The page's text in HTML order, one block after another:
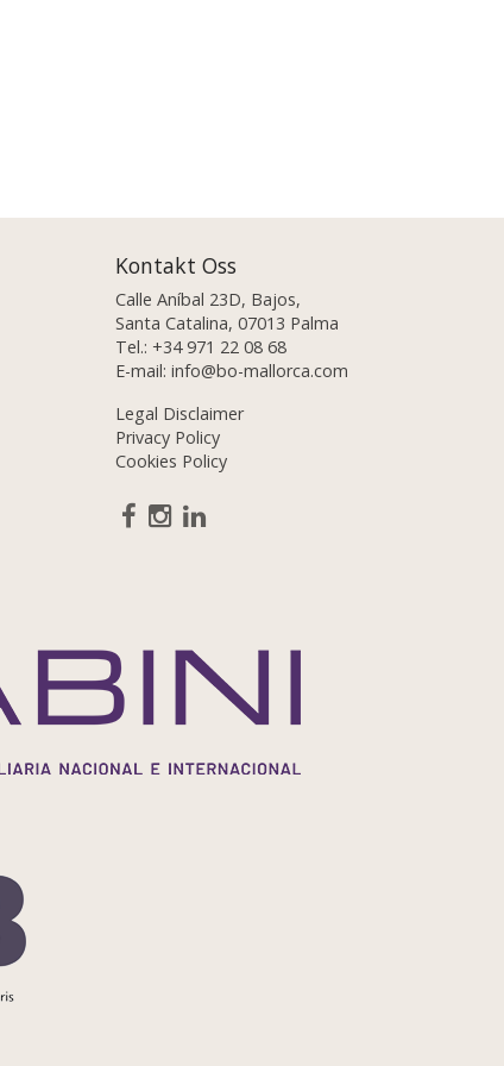
Kontakt Oss
Calle Aníbal 23D, Bajos,
Santa Catalina, 07013 Palma
Tel.: +34 971 22 08 68
E-mail: info@bo-mallorca.com
Legal Disclaimer
Privacy Policy
Cookies Policy